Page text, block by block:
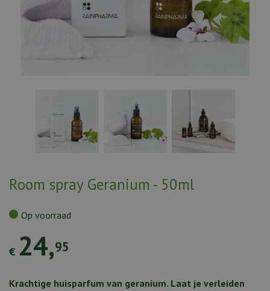
Room spray Geranium - 50ml
€ 24,95
Op voorraad
Krachtige huisparfum van geranium. Laat je verleiden